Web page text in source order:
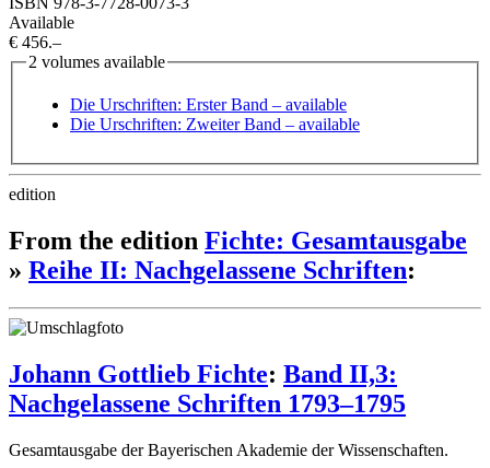
Available
€ 456.–
2 volumes available
Die Urschriften: Erster Band – available
Die Urschriften: Zweiter Band – available
edition
From the edition Fichte: Gesamtausgabe
» Reihe II: Nachgelassene Schriften:
Johann Gottlieb Fichte: Band II,3:
Nachgelassene Schriften 1793–1795
Gesamtausgabe der Bayerischen Akademie der Wissenschaften.